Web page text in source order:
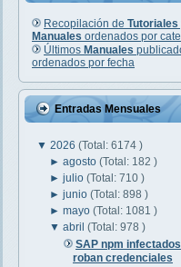
Recopilación de Tutoriales
Manuales ordenados por
Últimos Manuales
ordenados por fecha
Entradas Mensuales
▼ 2026 (Total: 6174 )
►agosto(Total: 182 )
►julio(Total: 710 )
►junio(Total: 898 )
►mayo(Total: 1081 )
▼abril(Total: 978 )
SAP npm infectados
roban credenciales